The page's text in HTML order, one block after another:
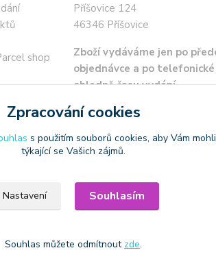
shop
zdarma
Příšovice 124
46346 Příšovice
Zboží vydáváme jen po
objednávce a po
ohledně času vydání.
obrázky
Zpracování cookies
s použitím souborů cookies, aby Vám
týkající se Vašich zájmů.
Nastavení Souhlasím
Souhlas můžete odmítnout zde.